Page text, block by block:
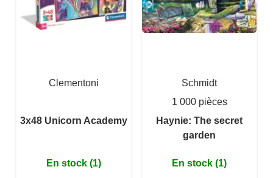
Clementoni
3x48 Unicorn Academy
En stock (1)
Schmidt
1 000 pièces
Haynie: The secret
garden
En stock (1)